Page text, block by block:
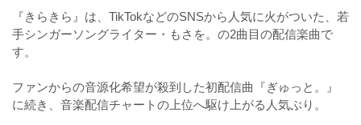
『きらきら』は、TikTokなどのSNSから人気に火がついた、若
手シンガーソングライター・もさを。の2曲目の配信楽曲で
す。
ファンからの音源化希望が殺到した初配信曲『ぎゅっと。』
に続き、音楽配信チャートの上位へ駆け上がる人気ぶり。